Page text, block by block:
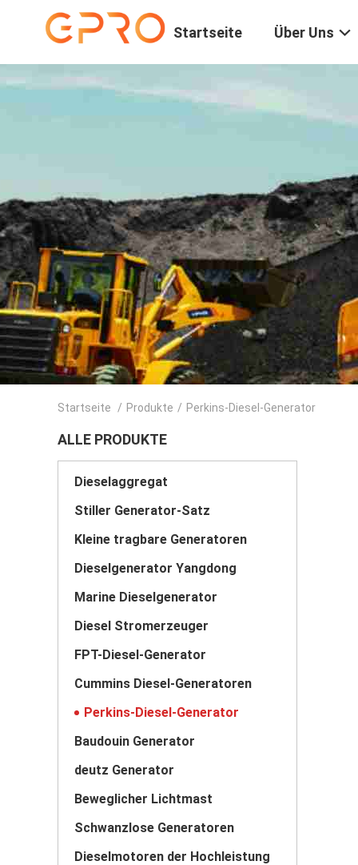
Startseite Über Uns
Startseite / Produkte / Perkins-Diesel-Generator
ALLE PRODUKTE
Dieselaggregat
Stiller Generator-Satz
Kleine tragbare Generatoren
Dieselgenerator Yangdong
Marine Dieselgenerator
Diesel Stromerzeuger
FPT-Diesel-Generator
Cummins Diesel-Generatoren
Perkins-Diesel-Generator
Baudouin Generator
deutz Generator
Beweglicher Lichtmast
Schwanzlose Generatoren
Dieselmotoren der Hochleistung